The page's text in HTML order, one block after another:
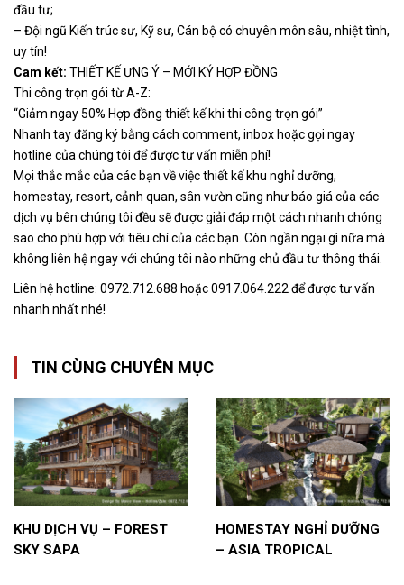
đầu tư;
– Đội ngũ Kiến trúc sư, Kỹ sư, Cán bộ có chuyên môn sâu, nhiệt tình,
uy tín!
Cam kết: THIẾT KẾ ƯNG Ý – MỚI KÝ HỢP ĐỒNG
Thi công trọn gói từ A-Z:
“Giảm ngay 50% Hợp đồng thiết kế khi thi công trọn gói”
Nhanh tay đăng ký bằng cách comment, inbox hoặc gọi ngay
hotline của chúng tôi để được tư vấn miễn phí!
Mọi thắc mắc của các bạn về việc thiết kế khu nghỉ dưỡng,
homestay, resort, cảnh quan, sân vườn cũng như báo giá của các
dịch vụ bên chúng tôi đều sẽ được giải đáp một cách nhanh chóng
sao cho phù hợp với tiêu chí của các bạn. Còn ngần ngại gì nữa mà
không liên hệ ngay với chúng tôi nào những chủ đầu tư thông thái.
Liên hệ hotline: 0972.712.688 hoặc 0917.064.222 để được tư vấn
nhanh nhất nhé!
TIN CÙNG CHUYÊN MỤC
KHU DỊCH VỤ – FOREST
SKY SAPA
HOMESTAY NGHỈ DƯỠNG
– ASIA TROPICAL